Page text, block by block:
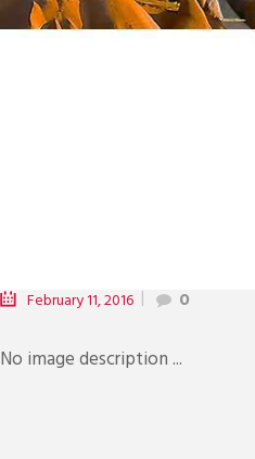
February 11, 2016 0
No image description ...